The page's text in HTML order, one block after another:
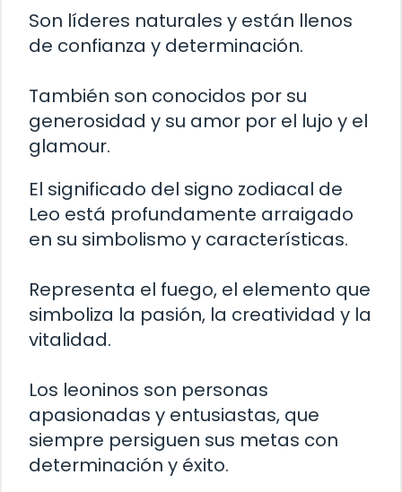
Son líderes naturales y están llenos
de confianza y determinación.
También son conocidos por su
generosidad y su amor por el lujo y el
glamour.
El significado del signo zodiacal de
Leo está profundamente arraigado
en su simbolismo y características.
Representa el fuego, el elemento que
simboliza la pasión, la creatividad y la
vitalidad.
Los leoninos son personas
apasionadas y entusiastas, que
siempre persiguen sus metas con
determinación y éxito.